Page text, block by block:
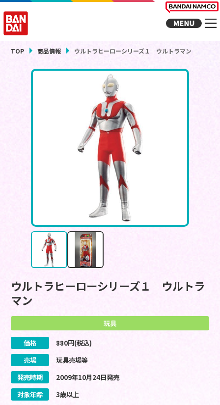
TOP 商品情報 ウルトラヒーローシリーズ１ ウルトラマン
ウルトラヒーローシリーズ１ ウルトラ
マン
玩具
価格 880円(税込)
売場
玩具売場等
発売時期
2009年10月24日発売
対象年齢
3歳以上